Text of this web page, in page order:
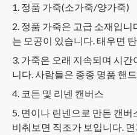
정품 가죽(소가죽/양가죽)
정품 가죽은 고급 소재입니
는 모공이 있습니다. 태우면
가죽은 오래 지속되며 시
니다. 사람들은 종종 명품 핸
코튼 및 리넨 캔버스
면이나 린넨으로 만든 캔
비춰보면 직조가 보입니다.